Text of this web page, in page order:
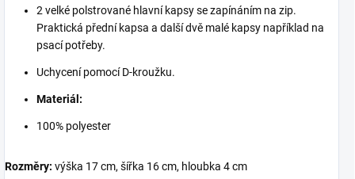
2 velké polstrované hlavní kapsy se zapínáním na zip.
Praktická přední kapsa a další dvě malé kapsy například na
psací potřeby.
Uchycení pomocí D-kroužku.
Materiál:
100% polyester
Rozměry: výška 17 cm, šířka 16 cm, hloubka 4 cm